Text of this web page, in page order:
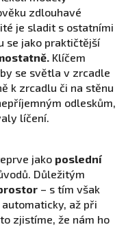
zdlouhavé
je sladit s ostatními
se jako praktičtější
Klíčem
se světla v zrcadle
k zrcadlu či na stěnu
odleskům,
líčení.
jako poslední
Důležitým
– s tím však
až při
zjistíme, že nám ho